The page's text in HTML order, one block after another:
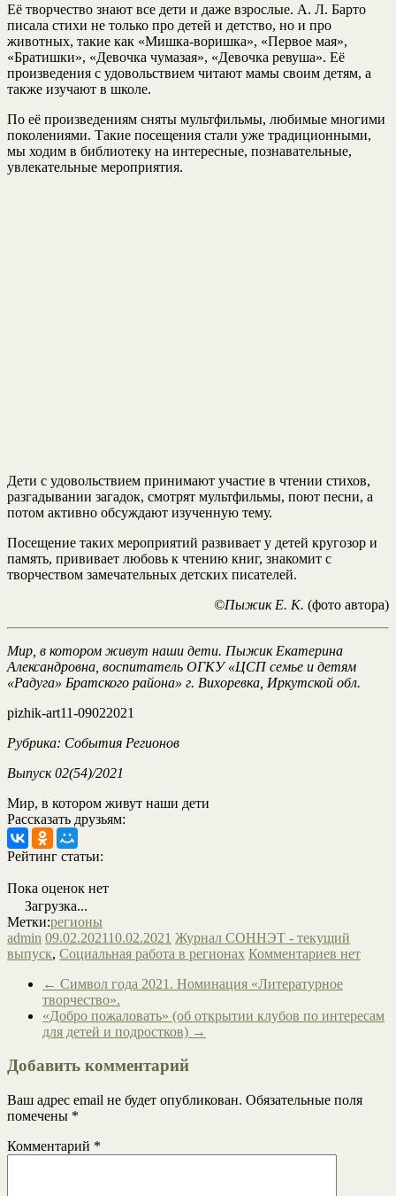
Её творчество знают все дети и даже взрослые. А. Л. Барто
писала стихи не только про детей и детство, но и про
животных, такие как «Мишка-воришка», «Первое мая»,
«Братишки», «Девочка чумазая», «Девочка ревуша». Её
произведения с удовольствием читают мамы своим детям, а
также изучают в школе.
По её произведениям сняты мультфильмы, любимые многими
поколениями. Такие посещения стали уже традиционными,
мы ходим в библиотеку на интересные, познавательные,
увлекательные мероприятия.
Дети с удовольствием принимают участие в чтении стихов,
разгадывании загадок, смотрят мультфильмы, поют песни, а
потом активно обсуждают изученную тему.
Посещение таких мероприятий развивает у детей кругозор и
память, прививает любовь к чтению книг, знакомит с
творчеством замечательных детских писателей.
©Пыжик Е. К. (фото автора)
Мир, в котором живут наши дети. Пыжик Екатерина
Александровна, воспитатель ОГКУ «ЦСП семье и детям
«Радуга» Братского района» г. Вихоревка, Иркутской обл.
pizhik-art11-09022021
Рубрика: События Регионов
Выпуск 02(54)/2021
Мир, в котором живут наши дети
Рассказать друзьям:
Рейтинг статьи:
Пока оценок нет
Загрузка...
Метки:регионы
admin 09.02.202110.02.2021 Журнал СОННЭТ - текущий
выпуск, Социальная работа в регионах Комментариев нет
← Символ года 2021. Номинация «Литературное
творчество».
«Добро пожаловать» (об открытии клубов по интересам
для детей и подростков) →
Добавить комментарий
Ваш адрес email не будет опубликован. Обязательные поля
помечены *
Комментарий *